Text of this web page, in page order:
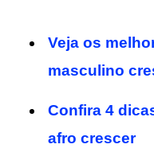
Veja os
masculino
Confira 4
afro crescer